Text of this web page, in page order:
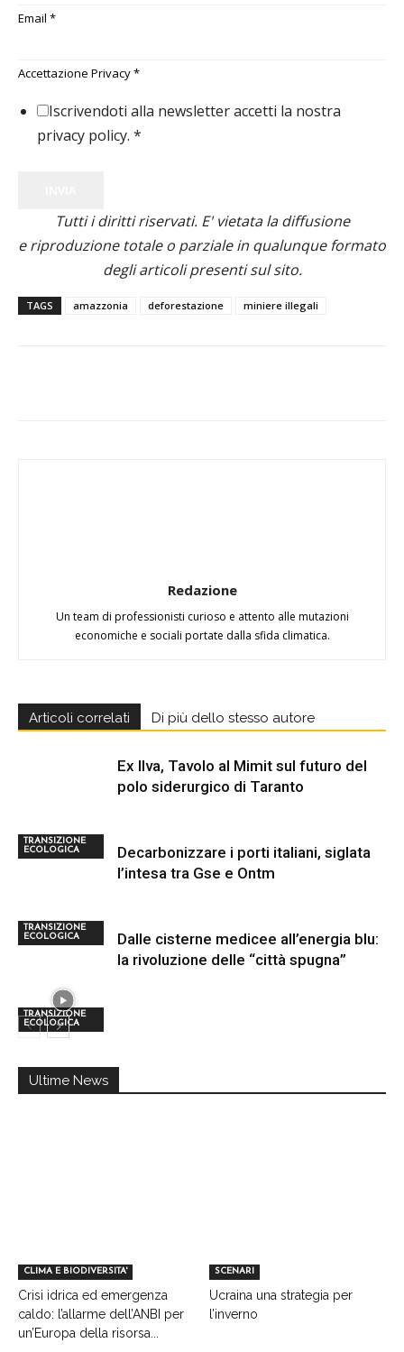
Email *
Accettazione Privacy*
Iscrivendoti alla newsletter accetti la nostra
privacy policy. *
Tutti i diritti riservati. E' vietata la diffusione
e riproduzione totale o parziale in qualunque formato
degli articoli presenti sul sito.
TAGS amazzonia deforestazione miniere illegali
Redazione
Un team di professionisti curioso e attento alle mutazioni
economiche e sociali portate dalla sfida climatica.
Articoli correlati Di più dello stesso autore
TRANSIZIONE
ECOLOGICA
Ex Ilva, Tavolo al Mimit sul futuro del
polo siderurgico di Taranto
TRANSIZIONE
ECOLOGICA
Decarbonizzare i porti italiani, siglata
l’intesa tra Gse e Ontm
TRANSIZIONE
ECOLOGICA
Dalle cisterne medicee all’energia blu:
la rivoluzione delle “città spugna”
Ultime News
CLIMA E BIODIVERSITA'
Crisi idrica ed emergenza
caldo: l’allarme dell’ANBI per
un’Europa della risorsa...
SCENARI
Ucraina una strategia per
l’inverno